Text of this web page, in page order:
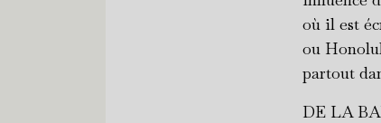
où il est
ou
partout
DE LA